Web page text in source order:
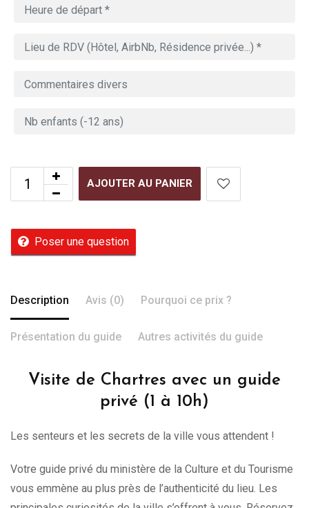
AJOUTER AU PANIER
Poser une question
Description Avis (0) Pourquoi ce prix ?
Présentation du guide Autres activités du guide
Visite de Chartres avec un guide
privé (1 à 10h)
Les senteurs et les secrets de la ville vous attendent !
Votre guide privé du ministère de la Culture et du Tourisme
vous emmène au plus près de l’authenticité du lieu. Les